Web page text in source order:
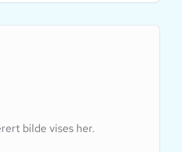
bilde vises her.